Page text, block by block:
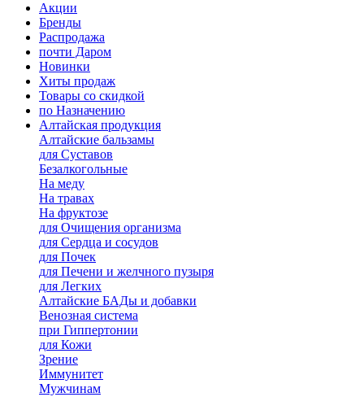
Акции
Бренды
Распродажа
почти Даром
Новинки
Хиты продаж
Товары со скидкой
по Назначению
Алтайская продукция
Алтайские бальзамы
для Суставов
Безалкогольные
На меду
На травах
На фруктозе
для Очищения организма
для Сердца и сосудов
для Почек
для Печени и желчного пузыря
для Легких
Алтайские БАДы и добавки
Венозная система
при Гиппертонии
для Кожи
Зрение
Иммунитет
Мужчинам